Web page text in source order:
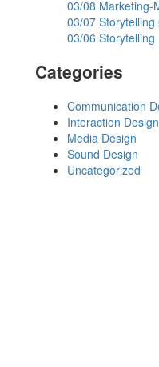
03/08 Marketing-
03/07 Storytelling
03/06 Storytelling
Categories
Communication
Interaction Design
Media Design
Sound Design
Uncategorized